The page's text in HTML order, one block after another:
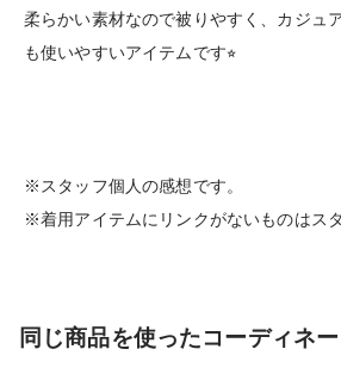
柔らかい素材なので被りやすく、カジュ
も使いやすいアイテムです⭐︎
※スタッフ個人の感想です。
※着用アイテムにリンクがないものはス
同じ商品を使ったコーディネー